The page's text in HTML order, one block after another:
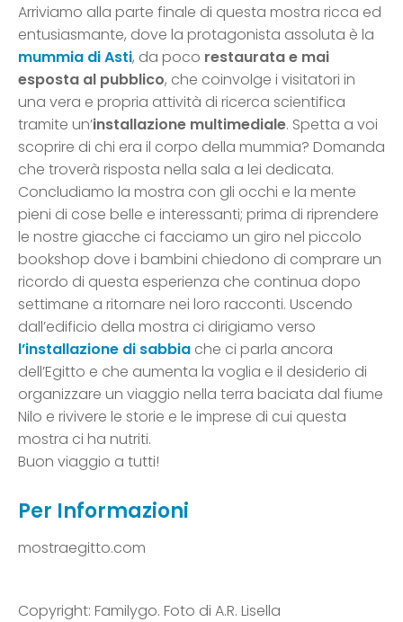
Arriviamo alla parte finale di questa mostra ricca ed
entusiasmante, dove la protagonista assoluta è la
mummia di Asti, da poco restaurata e mai
esposta al pubblico, che coinvolge i visitatori in
una vera e propria attività di ricerca scientifica
tramite un’installazione multimediale. Spetta a voi
scoprire di chi era il corpo della mummia? Domanda
che troverà risposta nella sala a lei dedicata.
Concludiamo la mostra con gli occhi e la mente
pieni di cose belle e interessanti; prima di riprendere
le nostre giacche ci facciamo un giro nel piccolo
bookshop dove i bambini chiedono di comprare un
ricordo di questa esperienza che continua dopo
settimane a ritornare nei loro racconti. Uscendo
dall’edificio della mostra ci dirigiamo verso
l’installazione di sabbia che ci parla ancora
dell’Egitto e che aumenta la voglia e il desiderio di
organizzare un viaggio nella terra baciata dal fiume
Nilo e rivivere le storie e le imprese di cui questa
mostra ci ha nutriti.
Buon viaggio a tutti!
Per Informazioni
mostraegitto.com
Copyright: Familygo. Foto di A.R. Lisella